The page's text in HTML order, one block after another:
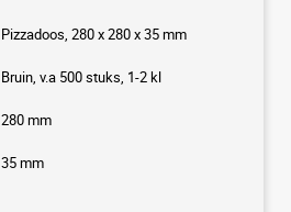
Pizzadoos, 280 x 280 x 35 mm
Bruin, v.a 500 stuks, 1-2 kl
280 mm
35 mm